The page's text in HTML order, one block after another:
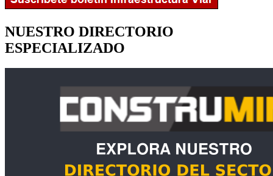
NUESTRO DIRECTORIO
ESPECIALIZADO